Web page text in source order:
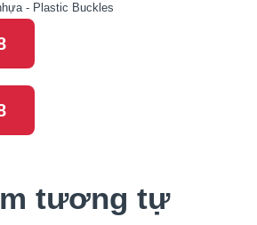
- Plastic Buckles
tương tự